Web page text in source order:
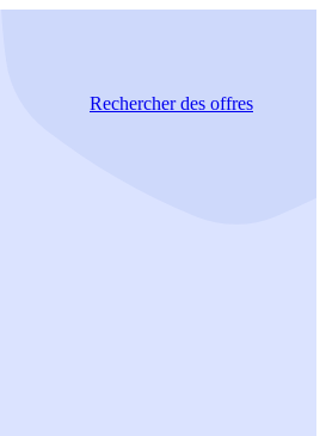
Rechercherdes offres